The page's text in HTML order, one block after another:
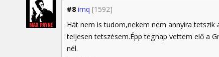
#8 imq [1592]
Hát nem is tudom,nekem nem annyira
teljesen tetszésem.Épp tegnap vettem elő a
nél.